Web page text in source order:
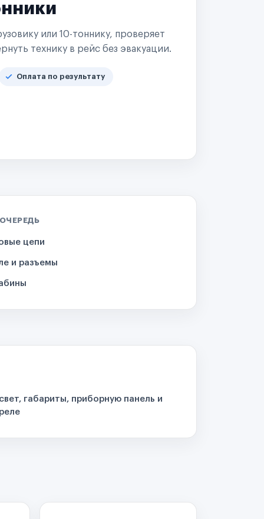
или 10-тоннику, проверяет
технику в рейс без эвакуации.
Оплата по результату
цепи
и разъемы
габариты, приборную панель и